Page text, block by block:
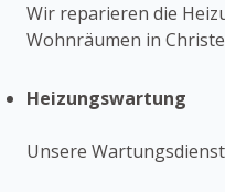
Wir reparieren die
Wohnräumen in
Heizungswartung
Unsere